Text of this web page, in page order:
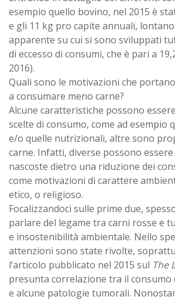
esempio quello bovino, nel 2015 è
e gli 11 kg pro capite annuali,
apparente su cui si sono sviluppati
di eccesso di consumi, che è pari a
2016).
Quali sono le motivazioni che
a consumare meno carne?
Alcune caratteristiche possono
scelte di consumo, come ad esempio
e/o quelle nutrizionali, altre sono
carne. Infatti, diverse possono
nascoste dietro una riduzione dei
come motivazioni di carattere
etico, o religioso.
Focalizzandoci sulle prime due,
parlare del legame tra carni rosse e
e insostenibilità ambientale. Nello
attenzioni sono state rivolte,
l’articolo pubblicato nel 2015 sul The
presunta correlazione tra il consumo
e alcune patologie tumorali.